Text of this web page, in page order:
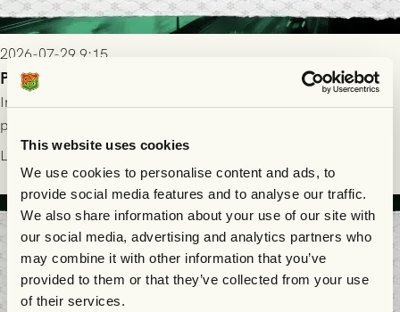
This website uses cookies
We use cookies to personalise content and ads, to
provide social media features and to analyse our traffic.
We also share information about your use of our site with
our social media, advertising and analytics partners who
may combine it with other information that you’ve
provided to them or that they’ve collected from your use
of their services.
2026-07-29 9:15
Publikinformation: FC Nordsjælland - GAIS 30/7
Information för dig som ska se FC Nordsjælland - GAIS på
plats på Right to Dream Park torsdagen den 30/7 kl. 19.00.
Läs mer